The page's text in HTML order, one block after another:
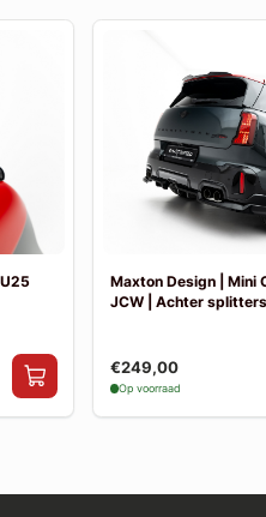
Maxton Design | Mini
JCW | Achter splitters
€249,00
Op voorraad